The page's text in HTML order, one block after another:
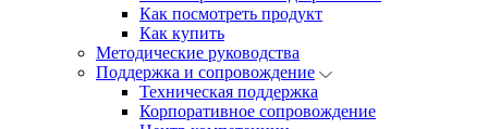
Как посмотреть продукт
Как купить
Методические руководства
Поддержка и сопровождение
Техническая поддержка
Корпоративное сопровождение